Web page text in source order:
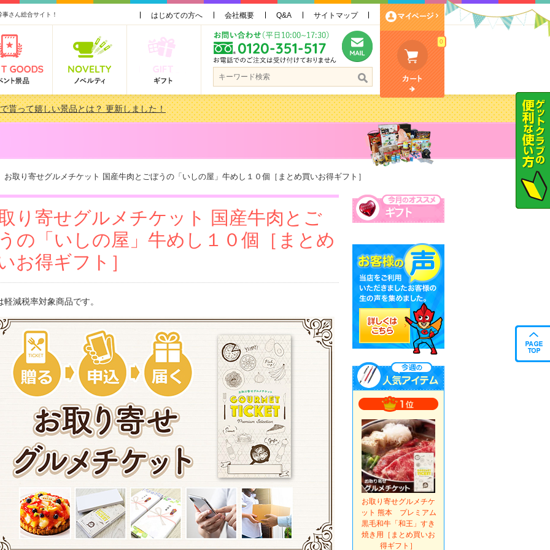
さん総合サイト！ はじめての方へ 会社概要 Q&A サイトマップ
0
貰って嬉しい景品とは？ 更新しました！
3000円未満［2000円～2999円編］もらってうれしい人気ラ…
り寄せグルメチケット 国産牛肉とごぼうの「いしの屋」牛めし１０個［まとめ買いお得ギフト］
り寄せグルメチケット 国産牛肉とご
の「いしの屋」牛めし１０個［まとめ
お得ギフト］
減税率対象商品です。
お取り寄せグルメチケ
ット 熊本 プレミアム
黒毛和牛「和王」すき
焼き用［まとめ買いお
得ギフト］